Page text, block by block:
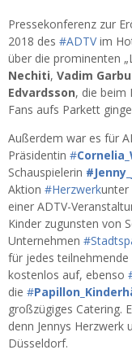
Pressekonferenz zur
2018 des #ADTVim
über die prominenten
Nechiti, Vadim
Edvardsson, die beim
Fans aufs Parkett
Außerdem war es für
Präsidentin #
Schauspielerin #
Aktion #Herzwerkunter
einer ADTV-
Kinder zugunsten von
Unternehmen #
für jedes teilnehmende
kostenlos auf, ebenso
die #
großzügiges Catering.
denn Jennys
Düsseldorf.